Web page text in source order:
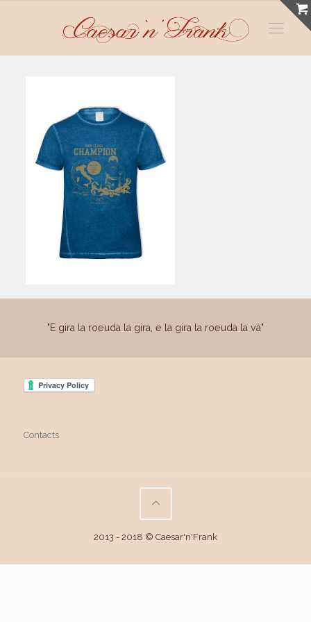
"E gira la roeuda la gira, e la gira la roeuda la và"
Contacts
2013 - 2018 © Caesar'n'Frank